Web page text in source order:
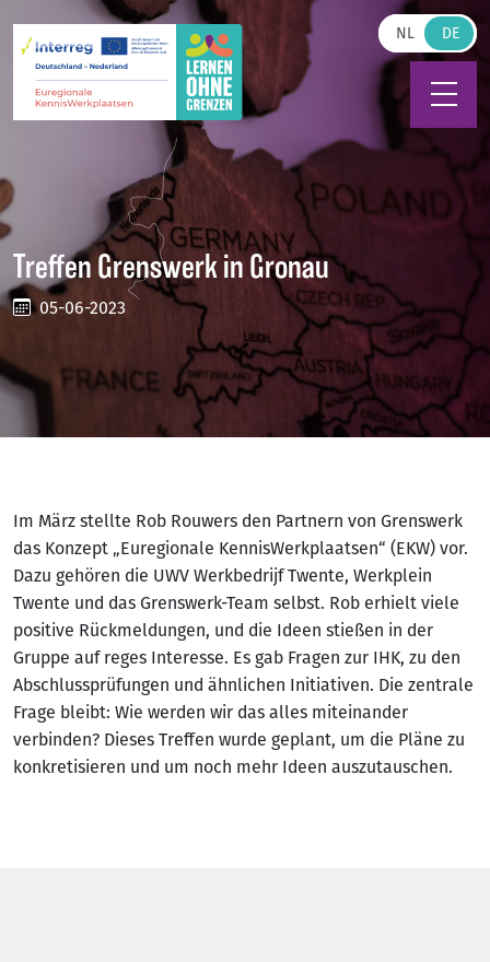
Zum Hauptinhalt springen
NL
Treffen Grenswerk in Gronau
05-06-2023
Im März stellte Rob Rouwers den Partnern von Grenswerk
das Konzept „Euregionale KennisWerkplaatsen“ (EKW) vor.
Dazu gehören die UWV Werkbedrijf Twente, Werkplein
Twente und das Grenswerk-Team selbst. Rob erhielt viele
positive Rückmeldungen, und die Ideen stießen in der
Gruppe auf reges Interesse. Es gab Fragen zur IHK, zu den
Abschlussprüfungen und ähnlichen Initiativen. Die zentrale
Frage bleibt: Wie werden wir das alles miteinander
verbinden? Dieses Treffen wurde geplant, um die Pläne zu
konkretisieren und um noch mehr Ideen auszutauschen.